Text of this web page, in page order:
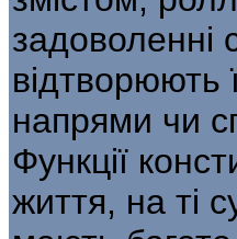
задоволенні
відтворюють
напрями чи
Функції
життя, на ті